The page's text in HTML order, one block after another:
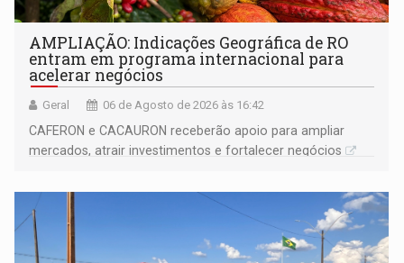
AMPLIAÇÃO: Indicações Geográfica de RO
entram em programa internacional para
acelerar negócios
Geral 06 de Agosto de 2026 às 16:42
CAFERON e CACAURON receberão apoio para ampliar
mercados, atrair investimentos e fortalecer negócios